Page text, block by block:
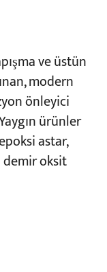
ve üstün
modern
önleyici
ürünler
astar,
oksit